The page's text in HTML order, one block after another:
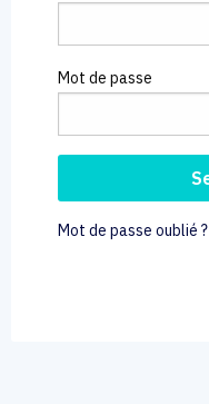
Mot de passe
Mot de passe oublié ?